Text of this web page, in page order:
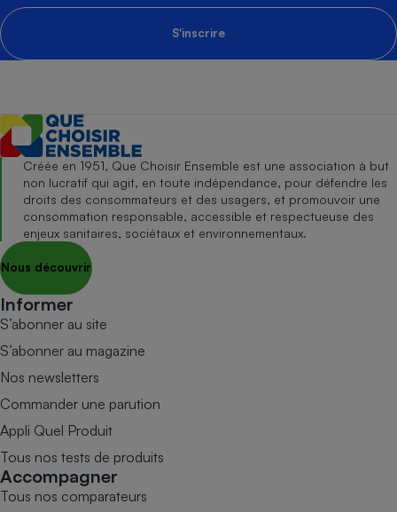
S'inscrire
Créée en 1951, Que Choisir Ensemble est une association à but
non lucratif qui agit, en toute indépendance, pour défendre les
droits des consommateurs et des usagers, et promouvoir une
consommation responsable, accessible et respectueuse des
enjeux sanitaires, sociétaux et environnementaux.
Nous découvrir
Informer
S’abonner au site
S’abonner au magazine
Nos newsletters
Commander une parution
Appli Quel Produit
Tous nos tests de produits
Accompagner
Tous nos comparateurs